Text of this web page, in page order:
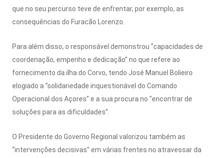
que no seu percurso teve de enfrentar, por exemplo, as
consequências do Furacão Lorenzo.
Para além disso, o responsável demonstrou “capacidades de
coordenação, empenho e dedicação” no que refere ao
fornecimento da ilha do Corvo, tendo José Manuel Bolieiro
elogiado a “solidariedade inquestionável do Comando
Operacional dos Açores” e a sua procura no “encontrar de
soluções para as dificuldades”.
O Presidente do Governo Regional valorizou também as
“intervenções decisivas” em várias frentes no atravessar da